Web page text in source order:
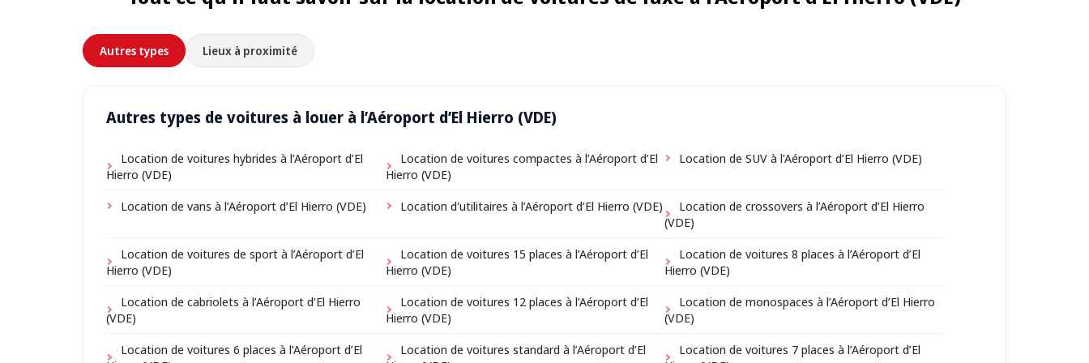
Autres types Lieux à proximité
Autres types de voitures à louer à l’Aéroport d’El Hierro (VDE)
Location de voitures hybrides à l’Aéroport d’El
Hierro (VDE)
Location de voitures compactes à l’Aéroport d’El
Hierro (VDE)
Location de SUV à l’Aéroport d’El Hierro (VDE)
Location de vans à l’Aéroport d’El Hierro (VDE) Location d'utilitaires à l’Aéroport d’El Hierro (VDE)
Location de crossovers à l’Aéroport d’El Hierro
(VDE)
Location de voitures de sport à l’Aéroport d’El
Hierro (VDE)
Location de voitures 15 places à l’Aéroport d’El
Hierro (VDE)
Location de voitures 8 places à l’Aéroport d’El
Hierro (VDE)
Location de cabriolets à l’Aéroport d’El Hierro
(VDE)
Location de voitures 12 places à l’Aéroport d’El
Hierro (VDE)
Location de monospaces à l’Aéroport d’El Hierro
(VDE)
Location de voitures 6 places à l’Aéroport d’El
Location de voitures standard à l’Aéroport d’El
Location de voitures 7 places à l’Aéroport d’El